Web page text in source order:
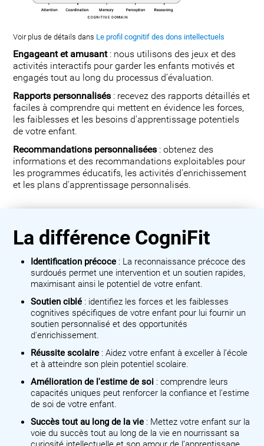
Voir plus de détails dans Le profil cognitif des dons intellectuels
Engageant et amusant: nous utilisons des jeux et des
activités interactifs pour garder les enfants motivés et
engagés tout au long du processus d’évaluation.
Rapports personnalisés : recevez des rapports détaillés et
faciles à comprendre qui mettent en évidence les forces,
les faiblesses et les besoins d'apprentissage potentiels
de votre enfant.
Recommandations personnalisées : obtenez des
informations et des recommandations exploitables pour
les programmes éducatifs, les activités d'enrichissement
et les plans d'apprentissage personnalisés.
La différence CogniFit
Identification précoce : La reconnaissance précoce des
surdoués permet une intervention et un soutien rapides,
maximisant ainsi le potentiel de votre enfant.
Soutien ciblé : identifiez les forces et les faiblesses
cognitives spécifiques de votre enfant pour lui fournir un
soutien personnalisé et des opportunités
d'enrichissement.
Réussite scolaire : Aidez votre enfant à exceller à l’école
et à atteindre son plein potentiel scolaire.
Amélioration de l'estime de soi : comprendre leurs
capacités uniques peut renforcer la confiance et l'estime
de soi de votre enfant.
Succès tout au long de la vie : Mettez votre enfant sur la
voie du succès tout au long de la vie en nourrissant sa